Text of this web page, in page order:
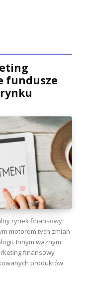
fundusze
rynku
rynek finansowy
motorem tych zmian
Innym ważnym
finansowy
produktów